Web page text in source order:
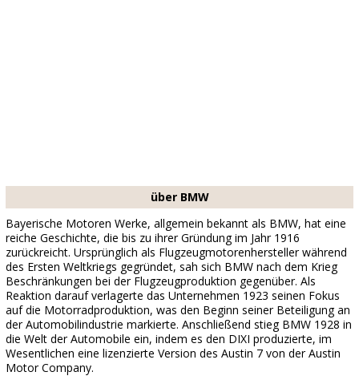
über BMW
Bayerische Motoren Werke, allgemein bekannt als BMW, hat eine
reiche Geschichte, die bis zu ihrer Gründung im Jahr 1916
zurückreicht. Ursprünglich als Flugzeugmotorenhersteller während
des Ersten Weltkriegs gegründet, sah sich BMW nach dem Krieg
Beschränkungen bei der Flugzeugproduktion gegenüber. Als
Reaktion darauf verlagerte das Unternehmen 1923 seinen Fokus
auf die Motorradproduktion, was den Beginn seiner Beteiligung an
der Automobilindustrie markierte. Anschließend stieg BMW 1928 in
die Welt der Automobile ein, indem es den DIXI produzierte, im
Wesentlichen eine lizenzierte Version des Austin 7 von der Austin
Motor Company.